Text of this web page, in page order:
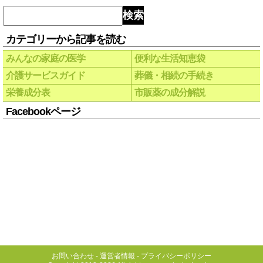
検索
カテゴリーから記事を読む
みんなの家庭の医学
便利な生活知恵袋
介護サービスガイド
葬儀・相続の手続き
栄養成分表
市販薬の成分解説
Facebookページ
お問い合わせ - 運営者情報 - プライバシーポリシー